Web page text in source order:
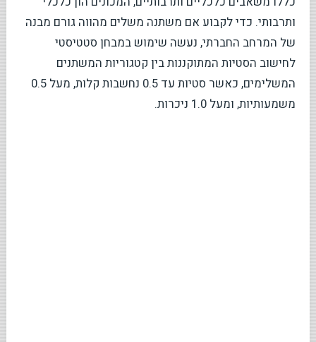
ותרבותי. כדי לקבוע אם משתנה משלים מהווה גורם מבנה
של המרחב החברתי, נעשה שימוש במבחן סטטיסטי
לחישוב הסטיות המתוקננות בין קטגוריות המשתנים
המשלימים, כאשר סטיות עד 0.5 נחשבות קלות, מעל 0.5
משמעותיות, ומעל 1.0 ניכרות.